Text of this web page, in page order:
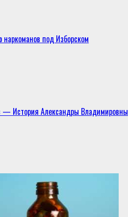
под Изборском
— История Александры Владимировны